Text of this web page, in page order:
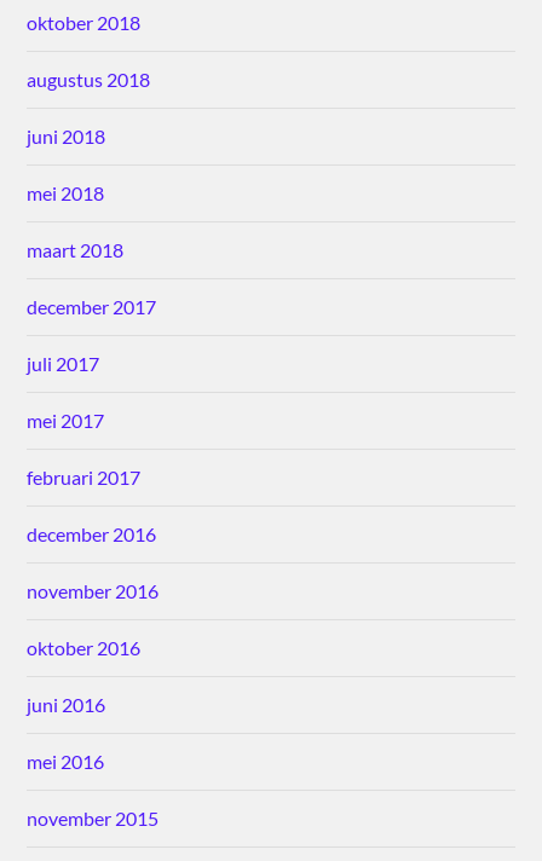
oktober 2018
augustus 2018
juni 2018
mei 2018
maart 2018
december 2017
juli 2017
mei 2017
februari 2017
december 2016
november 2016
oktober 2016
juni 2016
mei 2016
november 2015